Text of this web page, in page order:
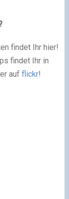
findet Ihr hier!
findet Ihr in
auf flickr!